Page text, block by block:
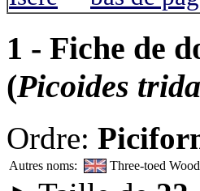
1 - Fiche de
(Picoides
Ordre:
Autres noms: Three-toed